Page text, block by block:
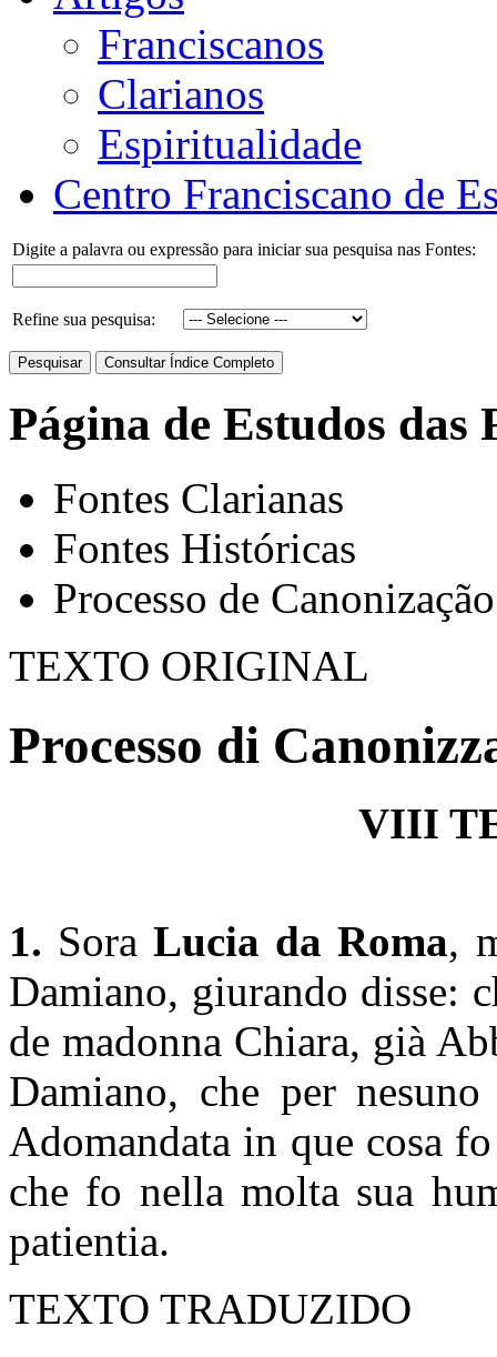
Franciscanos
Clarianos
Espiritualidade
Centro Franciscano de
Digite a palavra ou expressão para iniciar sua pesquisa nas Fontes:
Refine sua pesquisa:
Página de Estudos das
Fontes Clarianas
Fontes Históricas
Processo de Canonização
TEXTO ORIGINAL
Processo di
VIII
1. SoraLucia da Roma,
Damiano, giurando disse:
de madonna Chiara, già
Damiano, che per
Adomandata in que cosa
che fo nella molta sua
patientia.
TEXTO TRADUZIDO